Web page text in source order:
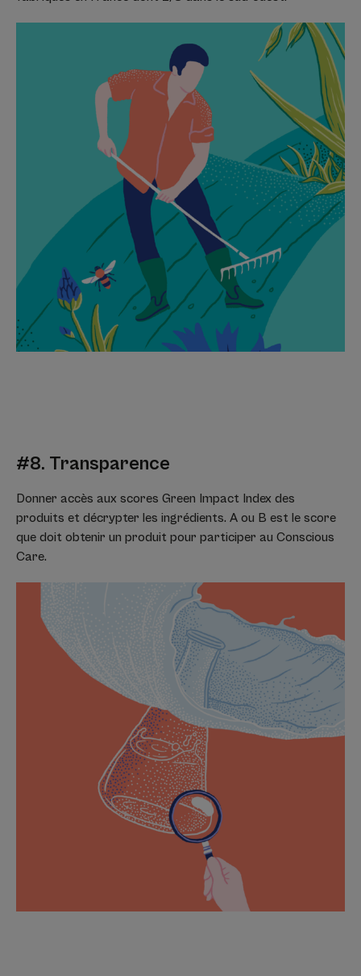
#8. Transparence
Donner accès aux scores Green Impact Index des
produits et décrypter les ingrédients. A ou B est le score
que doit obtenir un produit pour participer au Conscious
Care.